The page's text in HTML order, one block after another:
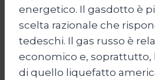
energetico. Il gasdotto è
scelta razionale che
tedeschi. Il gas russo è
economico e, soprattutto,
di quello liquefatto